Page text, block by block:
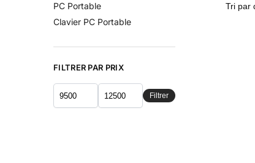
PC Portable
Clavier PC Portable
FILTRER PAR PRIX
Filtrer